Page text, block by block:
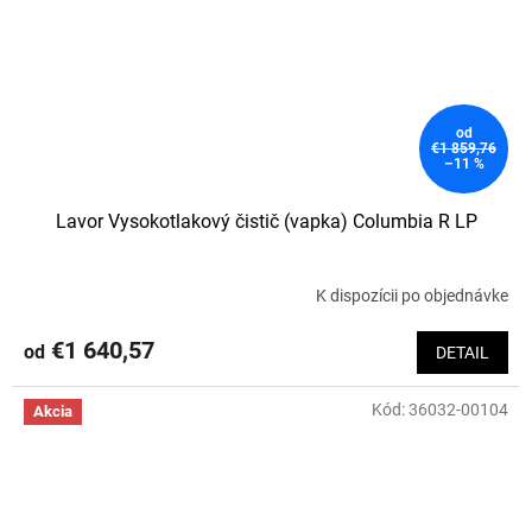
od
€1 859,76
–11 %
Lavor Vysokotlakový čistič (vapka) Columbia R LP
K dispozícii po objednávke
od €1 640,57 DETAIL
Akcia Kód:36032-00104